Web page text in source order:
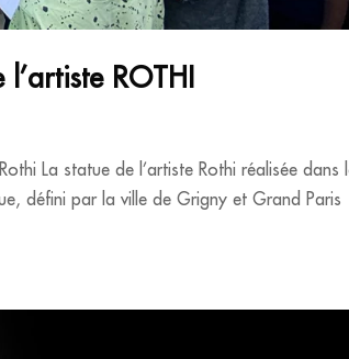
ROTHI
La statue de l’artiste Rothi réalisée dans
défini par la ville de Grigny et Grand Paris